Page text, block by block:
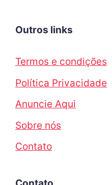
Outros links
Termos e condições
Política Privacidade
Anuncie Aqui
Sobre nós
Contato